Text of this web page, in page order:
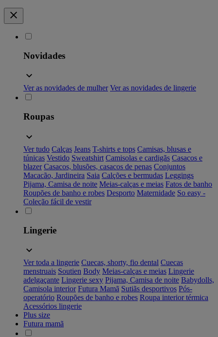
Novidades
Ver as novidades de mulher Ver as novidades de lingerie
Roupas
Ver tudo Calças Jeans T-shirts e tops Camisas, blusas e
túnicas Vestido Sweatshirt Camisolas e cardigãs Casacos e
blazer Casacos, blusões, casacos de penas Conjuntos
Macacão, Jardineira Saia Calções e bermudas Leggings
Pijama, Camisa de noite Meias-calças e meias Fatos de banho
Roupões de banho e robes Desporto Maternidade So easy -
Coleção fácil de vestir
Lingerie
Ver toda a lingerie Cuecas, shorty, fio dental Cuecas
menstruais Soutien Body Meias-calças e meias Lingerie
adelgaçante Lingerie sexy Pijama, Camisa de noite Babydolls,
Camisola interior Futura Mamã Sutiãs desportivos Pós-
operatório Roupões de banho e robes Roupa interior térmica
Acessórios lingerie
Plus size
Futura mamã